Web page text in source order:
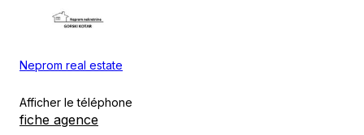
Neprom real estate
Afficher le téléphone
fiche agence